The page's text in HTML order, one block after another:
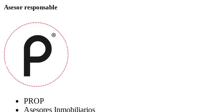
Asesor responsable
PROP
Asesores Inmobiliarios